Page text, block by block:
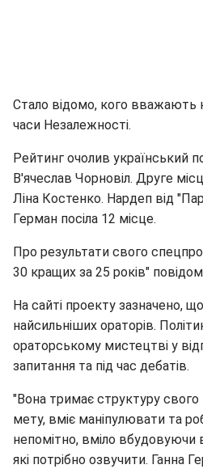
Стало відомо, кого
часи Незалежності.
Рейтинг очолив український
В'ячеслав Чорновіл. Друге
Ліна Костенко. Нардеп від
Герман посіла 12 місце.
Про результати свого
30 кращих за 25 років"
На сайті проекту зазначено,
найсильніших ораторів.
ораторському мистецтві у
запитання та під час дебатів.
"Вона тримає структуру свого
мету, вміє маніпулювати та
непомітно, вміло вбудовуючи
які потрібно озвучити. Ганна